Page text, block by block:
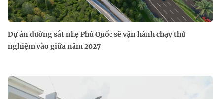
Dự án đường sắt nhẹ Phú Quốc sẽ vận hành chạy thử
nghiệm vào giữa năm 2027